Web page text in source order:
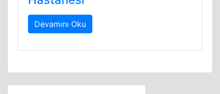
Devamını Oku